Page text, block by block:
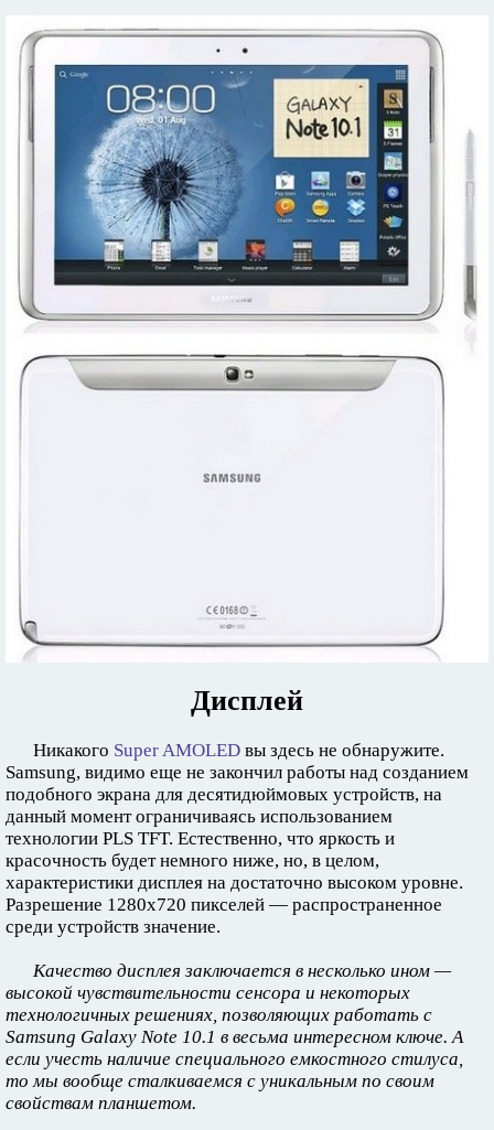
Дисплей
Никакого Super AMOLED вы здесь не обнаружите.
Samsung, видимо еще не закончил работы над созданием
подобного экрана для десятидюймовых устройств, на
данный момент ограничиваясь использованием
технологии PLS TFT. Естественно, что яркость и
красочность будет немного ниже, но, в целом,
характеристики дисплея на достаточно высоком уровне.
Разрешение 1280х720 пикселей — распространенное
среди устройств значение.
Качество дисплея заключается в несколько ином —
высокой чувствительности сенсора и некоторых
технологичных решениях, позволяющих работать с
Samsung Galaxy Note 10.1 в весьма интересном ключе. А
если учесть наличие специального емкостного стилуса,
то мы вообще сталкиваемся с уникальным по своим
свойствам планшетом.